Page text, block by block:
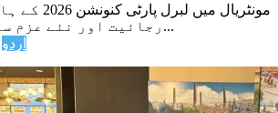
مونٹریال میں
رجائیت اور نئے عزم سے بھرے ہوئے...
اردو